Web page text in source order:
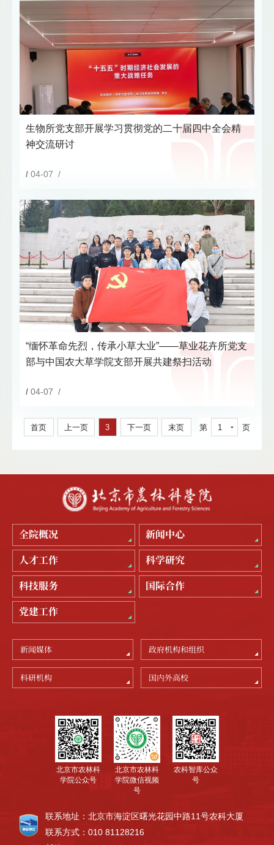
生物所党支部开展学习贯彻党的二十届四中全会精
神交流研讨
/ 04-07 /
“缅怀革命先烈，传承小草大业”——草业花卉所党支
部与中国农大草学院支部开展共建祭扫活动
/ 04-07 /
首页 上一页 3 下一页 末页 第 1 页
全院概况
新闻中心
人才工作
科学研究
科技服务
国际合作
党建工作
新闻媒体 政府机构和组织
科研机构 国内外高校
北京市农林科
学院公众号
北京市农林科
学院微信视频
号
农科智库公众
号
联系地址：北京市海淀区曙光花园中路11号农科大厦
联系方式：010 81128216